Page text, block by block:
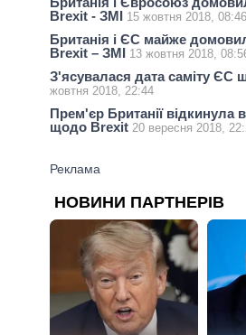
Brexit - ЗМІ 15 жовтня 2018, 08:46
Британія і ЄС майже
Brexit – ЗМІ 13 жовтня 2018,
З'ясувалася дата саміту ЄС
жовтня 2018, 22:44
Прем'єр Британії відкинула
щодо Brexit 20 вересня 2018,